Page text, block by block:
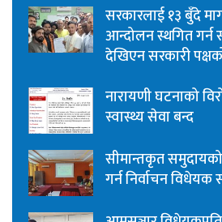
सरकारलाई १३ बुँदे
आन्दोलन स्थगित गर्न
देखिएन सरकारी
नारायणी घटनाको
स्वास्थ्य सेवा बन्द
सीमान्तकृत समुदायको
गर्न निर्वाचन